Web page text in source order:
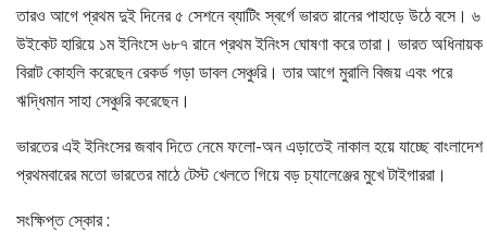
তারও আগে প্রথম দুই দিনের ৫ সেশনে ব্যাটিং স্বর্গে ভারত রানের পাহাড়ে উঠে বসে। ৬
উইকেট হারিয়ে ১ম ইনিংসে ৬৮৭ রানে প্রথম ইনিংস ঘোষণা করে তারা। ভারত অধিনায়ক
বিরাট কোহলি করেছেন রেকর্ড গড়া ডাবল সেঞ্চুরি। তার আগে মুরালি বিজয় এবং পরে
ঋদ্ধিমান সাহা সেঞ্চুরি করেছেন।
ভারতের এই ইনিংসের জবাব দিতে নেমে ফলো-অন এড়াতেই নাকাল হয়ে যাচ্ছে
প্রথমবারের মতো ভারতের মাঠে টেস্ট খেলতে গিয়ে বড় চ্যালেঞ্জের মুখে টাইগাররা।
সংক্ষিপ্ত স্কোর :